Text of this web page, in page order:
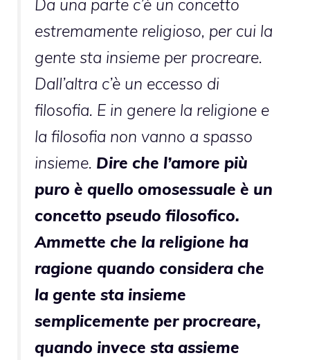
Da una parte c’è un concetto
estremamente religioso, per cui la
gente sta insieme per procreare.
Dall’altra c’è un eccesso di
filosofia. E in genere la religione e
la filosofia non vanno a spasso
insieme. Dire che l’amore più
puro è quello omosessuale è un
concetto pseudo filosofico.
Ammette che la religione ha
ragione quando considera che
la gente sta insieme
semplicemente per procreare,
quando invece sta assieme